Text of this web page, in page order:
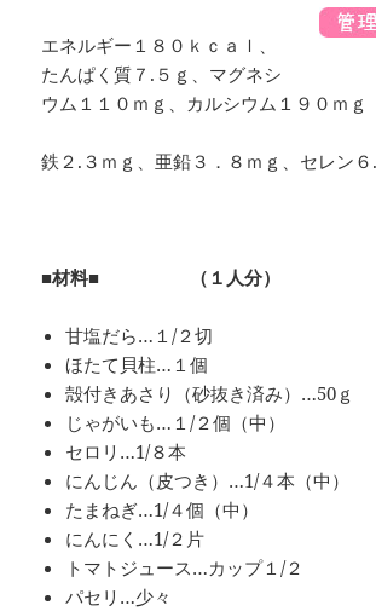
エネルギー１８０ｋｃａｌ、
たんぱく質７.５ｇ、マグネシ
ウム１１０ｍｇ、カルシウム１９０ｍｇ
鉄２.３ｍｇ、亜鉛３．８ｍｇ、セレン６
■材料■ （１人分）
甘塩だら…１/２切
ほたて貝柱…１個
殻付きあさり（砂抜き済み）…50ｇ
じゃがいも…１/２個（中）
セロリ…1/８本
にんじん（皮つき）…1/４本（中）
たまねぎ…1/４個（中）
にんにく…1/２片
トマトジュース…カップ１/２
パセリ…少々